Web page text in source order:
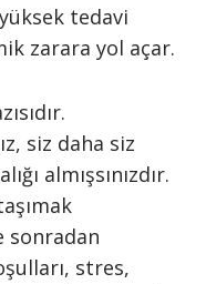
tedavi
zarara yol açar.
siz daha siz
almışsınızdır.
sonradan
stres,